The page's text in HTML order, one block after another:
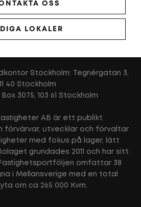
OSS
LOKALER
Stockholm: Tegnérgatan 3,
111 40 Stockholm
3075, 103 61 Stockholm
AB är ett publikt
förvärvar, utvecklar och förvaltar
med fokus på lager, lätt
grundades 2011 och har sitt
omfattar 38
i Mellansverige med en total
om ca 265 000 Kvm.